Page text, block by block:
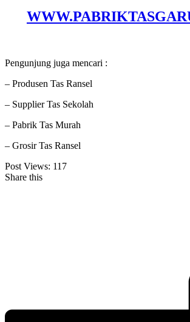
Pengunjung juga mencari :
– Produsen Tas Ransel
– Supplier Tas Sekolah
– Pabrik Tas Murah
– Grosir Tas Ransel
Post Views: 117
Share this